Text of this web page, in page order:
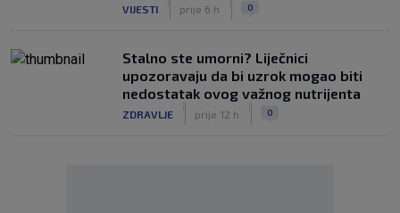
VIJESTI prije 6 h 0
Stalno ste umorni? Liječnici
upozoravaju da bi uzrok mogao biti
nedostatak ovog važnog nutrijenta
ZDRAVLJE prije 12 h 0